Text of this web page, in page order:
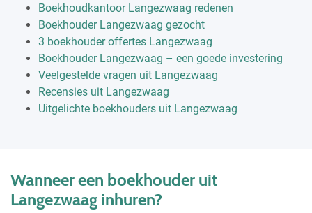
Boekhoudkantoor Langezwaag redenen
Boekhouder Langezwaag gezocht
3 boekhouder offertes Langezwaag
Boekhouder Langezwaag – een goede investering
Veelgestelde vragen uit Langezwaag
Recensies uit Langezwaag
Uitgelichte boekhouders uit Langezwaag
Wanneer een boekhouder uit
Langezwaag inhuren?